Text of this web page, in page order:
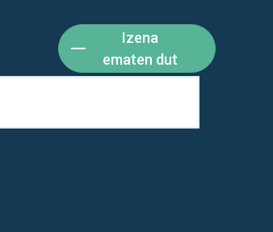
Izena
ematen dut